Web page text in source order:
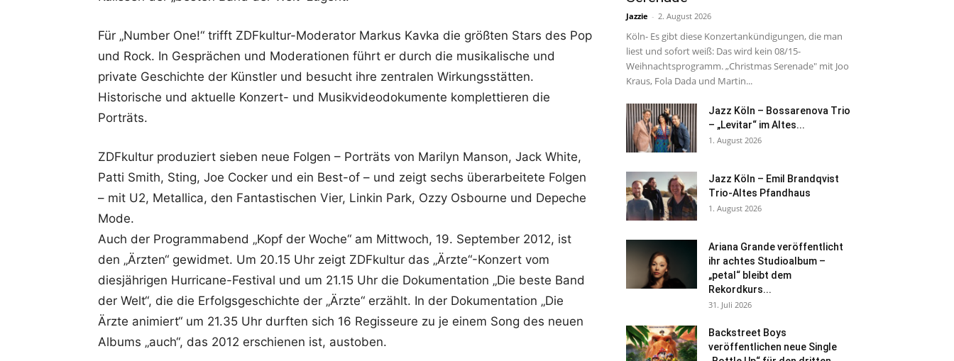
Für „Number One!“ trifft ZDFkultur-Moderator Markus Kavka die größten Stars des Pop
und Rock. In Gesprächen und Moderationen führt er durch die musikalische und
private Geschichte der Künstler und besucht ihre zentralen Wirkungsstätten.
Historische und aktuelle Konzert- und Musikvideodokumente komplettieren die
Porträts.
ZDFkultur produziert sieben neue Folgen – Porträts von Marilyn Manson, Jack White,
Patti Smith, Sting, Joe Cocker und ein Best-of – und zeigt sechs überarbeitete Folgen
– mit U2, Metallica, den Fantastischen Vier, Linkin Park, Ozzy Osbourne und Depeche
Mode.
Auch der Programmabend „Kopf der Woche“ am Mittwoch, 19. September 2012, ist
den „Ärzten“ gewidmet. Um 20.15 Uhr zeigt ZDFkultur das „Ärzte“-Konzert vom
diesjährigen Hurricane-Festival und um 21.15 Uhr die Dokumentation „Die beste Band
der Welt“, die die Erfolgsgeschichte der „Ärzte“ erzählt. In der Dokumentation „Die
Ärzte animiert“ um 21.35 Uhr durften sich 16 Regisseure zu je einem Song des neuen
Albums „auch“, das 2012 erschienen ist, austoben.
Jazzie - 2. August 2026
Köln- Es gibt diese Konzertankündigungen, die man
liest und sofort weiß: Das wird kein 08/15-
Weihnachtsprogramm. „Christmas Serenade" mit Joo
Kraus, Fola Dada und Martin...
Jazz Köln – Bossarenova Trio
– „Levitar“ im Altes...
1. August 2026
Jazz Köln – Emil Brandqvist
Trio-Altes Pfandhaus
1. August 2026
Ariana Grande veröffentlicht
ihr achtes Studioalbum –
„petal“ bleibt dem
Rekordkurs...
31. Juli 2026
Backstreet Boys
veröffentlichen neue Single